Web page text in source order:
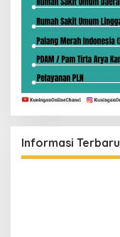
Informasi Terbaru